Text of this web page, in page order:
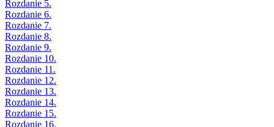
Rozdanie 5.
Rozdanie 6.
Rozdanie 7.
Rozdanie 8.
Rozdanie 9.
Rozdanie 10.
Rozdanie 11.
Rozdanie 12.
Rozdanie 13.
Rozdanie 14.
Rozdanie 15.
Rozdanie 16.